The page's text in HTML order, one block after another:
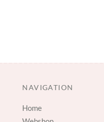
NAVIGATION
Home